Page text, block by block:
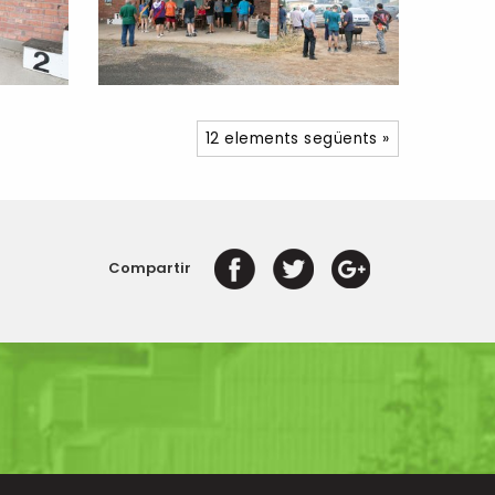
12 elements següents »
Compartir